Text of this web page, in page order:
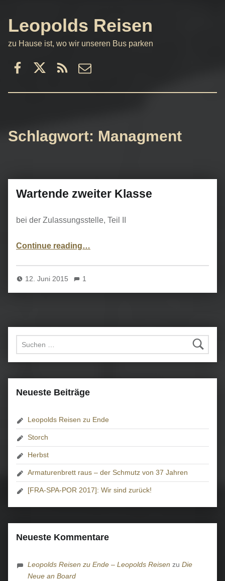
Leopolds Reisen
zu Hause ist, wo wir unseren Bus parken
Schlagwort: Managment
Wartende zweiter Klasse
bei der Zulassungsstelle, Teil II
Continue reading…
12. Juni 2015 1
Suchen nach:
Neueste Beiträge
Leopolds Reisen zu Ende
Storch
Herbst
Armaturenbrett raus – der Schmutz von 37 Jahren
[FRA-SPA-POR 2017]: Wir sind zurück!
Neueste Kommentare
Leopolds Reisen zu Ende – Leopolds Reisen zuDie
Neue an Board